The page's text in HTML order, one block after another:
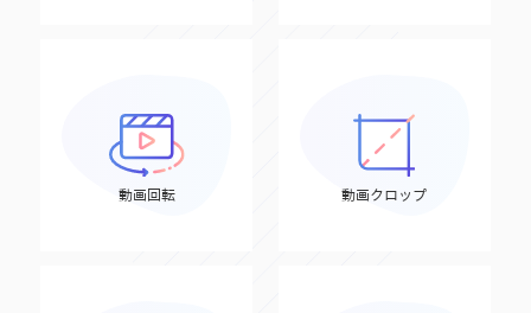
動画回転 動画クロップ